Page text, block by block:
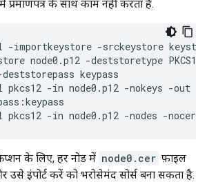
प्रमाणपत्र के साथ काम नहीं करता है.
-importkeystore -srckeystore
node0.p12 -deststoretype
keypass
pkcs12 -in node0.p12 -nokeys -out
pkcs12 -in node0.p12 -nodes -
के लिए, हर नोड में node0.cer फ़ाइल
उसे इंपोर्ट करें को भरोसेमंद सोर्स बना सकता है.